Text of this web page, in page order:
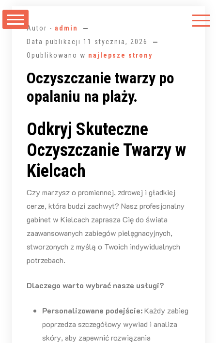
do
Autor - admin
Data publikacji 11 stycznia, 2026
Opublikowano w najlepsze strony
Oczyszczanie twarzy po
opalaniu na plaży.
Odkryj Skuteczne
Oczyszczanie Twarzy w
Kielcach
Czy marzysz o promiennej, zdrowej i gładkiej
cerze, która budzi zachwyt? Nasz profesjonalny
gabinet w Kielcach zaprasza Cię do świata
zaawansowanych zabiegów pielęgnacyjnych,
stworzonych z myślą o Twoich indywidualnych
potrzebach.
Dlaczego warto wybrać nasze usługi?
Personalizowane podejście:Każdy zabieg
poprzedza szczegółowy wywiad i analiza
skóry, aby zapewnić rozwiązania